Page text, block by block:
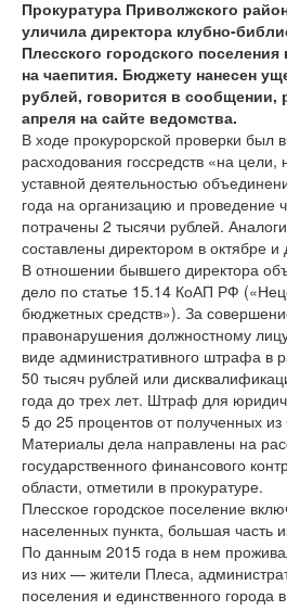
Прокуратура Приволжского
уличила директора клубно-
Плесского городского поселения
на чаепития. Бюджету нанесен
рублей, говорится в сообщении,
апреля на сайте ведомства.
В ходе прокурорской проверки был
расходования госсредств «на
уставной деятельностью
года на организацию и проведение
потрачены 2 тысячи рублей.
составлены директором в октябре и
В отношении бывшего директора
дело по статье 15.14 КоАП РФ
бюджетных средств»). За
правонарушения должностному
виде административного штрафа в
50 тысяч рублей или
года до трех лет. Штраф для
5 до 25 процентов от полученных
Материалы дела направлены на
государственного финансового
области, отметили в прокуратуре.
Плесское городское поселение
населенных пункта, большая часть
По данным 2015 года в нем
из них — жители Плеса,
поселения и единственного города